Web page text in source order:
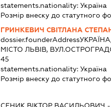
statements.nationality:Україна
Розмір внеску до статутного
ГРИНКЕВИЧ СВІТЛАНА
dossier.founderAddress
МІСТО ЛЬВІВ,
45
statements.nationality:Україна
Розмір внеску до статутного